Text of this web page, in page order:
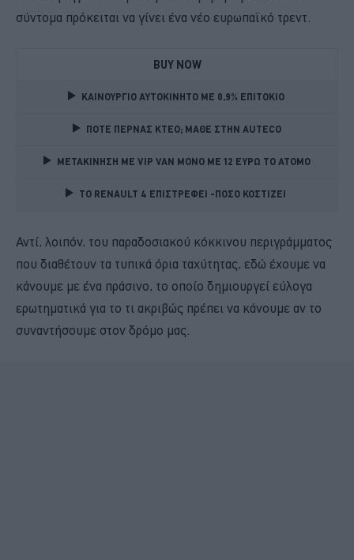
σύντομα πρόκειται να γίνει ένα νέο ευρωπαϊκό τρεντ.
BUY NOW
ΚΑΙΝΟΥΡΓΙΟ ΑΥΤΟΚΙΝΗΤΟ ΜΕ 0,9% ΕΠΙΤΟΚΙΟ
ΠΟΤΕ ΠΕΡΝΑΣ ΚΤΕΟ; ΜΑΘΕ ΣΤΗΝ ΑUTECO
ΜΕΤΑΚΙΝΗΣΗ ΜΕ VIP VAN ΜΟΝΟ ΜΕ 12 ΕΥΡΩ ΤΟ ΑΤΟΜΟ
TO RENAULT 4 ΕΠΙΣΤΡΕΦΕΙ -ΠΟΣΟ ΚΟΣΤΙΖΕΙ
Αντί, λοιπόν, του παραδοσιακού κόκκινου περιγράμματος
που διαθέτουν τα τυπικά όρια ταχύτητας, εδώ έχουμε να
κάνουμε με ένα πράσινο, το οποίο δημιουργεί εύλογα
ερωτηματικά για το τι ακριβώς πρέπει να κάνουμε αν το
συναντήσουμε στον δρόμο μας.